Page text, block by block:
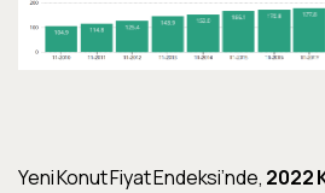
Yeni Konut Fiyat Endeksi’nde, 2022